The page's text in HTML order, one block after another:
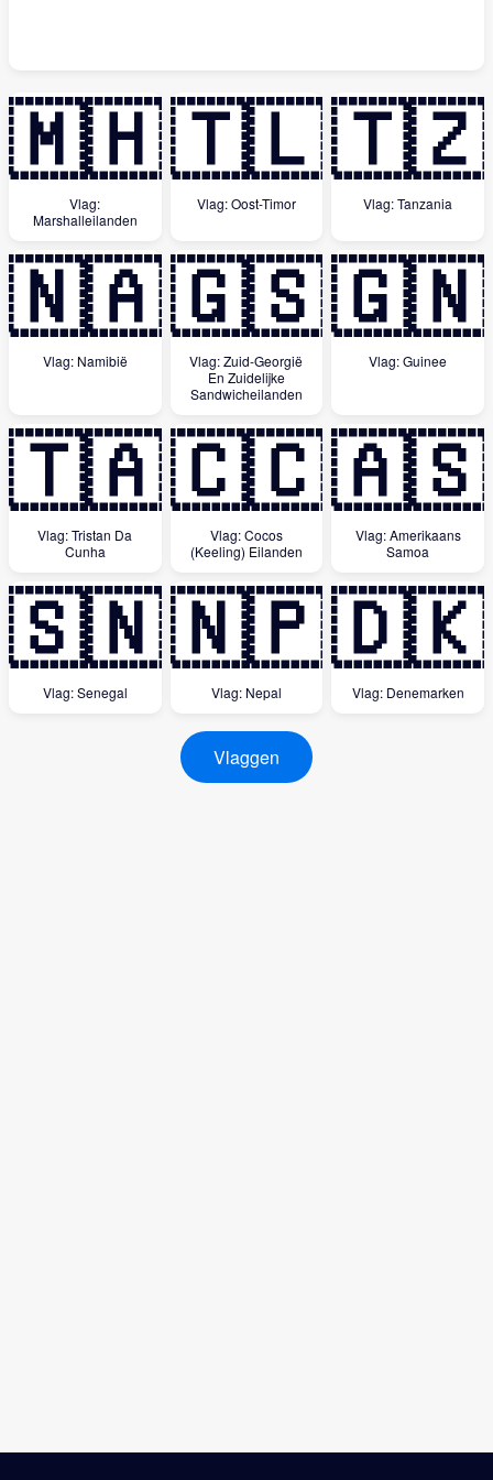
🇲🇭
Vlag:
Marshalleilanden
🇹🇱
Vlag: Oost-Timor
🇹🇿
Vlag: Tanzania
🇳🇦
Vlag: Namibië
🇬🇸
Vlag: Zuid-Georgië
En Zuidelijke
Sandwicheilanden
🇬🇳
Vlag: Guinee
🇹🇦
Vlag: Tristan Da
Cunha
🇨🇨
Vlag: Cocos
(Keeling) Eilanden
🇦🇸
Vlag: Amerikaans
Samoa
🇸🇳
Vlag: Senegal
🇳🇵
Vlag: Nepal
🇩🇰
Vlag: Denemarken
Vlaggen